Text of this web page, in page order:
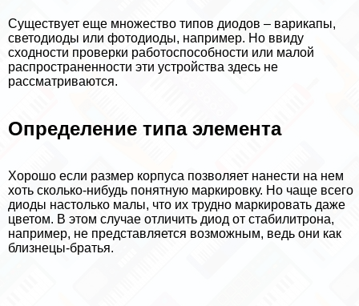
Существует еще множество типов диодов – варикапы,
светодиоды или фотодиоды, например. Но ввиду
сходности проверки работоспособности или малой
распространенности эти устройства здесь не
рассматриваются.
Определение типа элемента
Хорошо если размер корпуса позволяет нанести на нем
хоть сколько-нибудь понятную маркировку. Но чаще всего
диоды настолько малы, что их трудно маркировать даже
цветом. В этом случае отличить диод от стабилитрона,
например, не представляется возможным, ведь они как
близнецы-братья.